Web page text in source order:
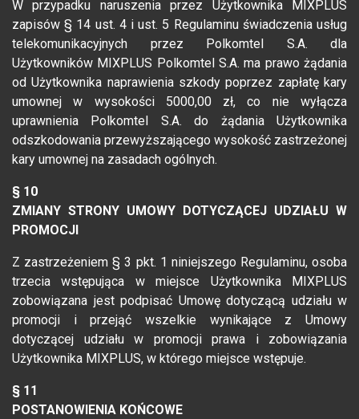
W przypadku naruszenia przez Użytkownika MIXPLUS
zapisów § 14 ust. 4 i ust. 5 Regulaminu świadczenia usług
telekomunikacyjnych przez Polkomtel S.A. dla
Użytkowników MIXPLUS Polkomtel S.A. ma prawo żądania
od Użytkownika naprawienia szkody poprzez zapłatę kary
umownej w wysokości 5000,00 zł, co nie wyłącza
uprawnienia Polkomtel S.A. do żądania Użytkownika
odszkodowania przewyższającego wysokość zastrzeżonej
kary umownej na zasadach ogólnych.
§ 10
ZMIANY STRONY UMOWY DOTYCZĄCEJ UDZIAŁU W
PROMOCJI
Z zastrzeżeniem § 3 pkt. 1 niniejszego Regulaminu, osoba
trzecia wstępująca w miejsce Użytkownika MIXPLUS
zobowiązana jest podpisać Umowę dotyczącą udziału w
promocji i przejąć wszelkie wynikające z Umowy
dotyczącej udziału w promocji prawa i zobowiązania
Użytkownika MIXPLUS, w którego miejsce wstępuje.
§ 11
POSTANOWIENIA KOŃCOWE